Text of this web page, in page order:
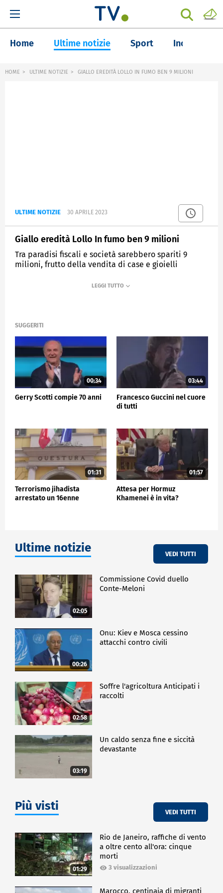
Home Ultime notizie Sport Inchieste
HOME ULTIME NOTIZIE GIALLO EREDITÀ LOLLO IN FUMO BEN 9 MILIONI
ULTIME NOTIZIE 30 APRILE 2023
Giallo eredità Lollo In fumo ben 9 milioni
Tra paradisi fiscali e società sarebbero spariti 9
milioni, frutto della vendita di case e gioielli
SUGGERITI
00:34
Gerry Scotti compie 70 anni
03:44
Francesco Guccini nel cuore
di tutti
01:31
Terrorismo jihadista
arrestato un 16enne
01:57
Attesa per Hormuz
Khamenei è in vita?
Ultime notizie VEDI TUTTI
02:05
Commissione Covid duello
Conte-Meloni
00:26
Onu: Kiev e Mosca cessino
attacchi contro civili
02:58
Soffre l'agricoltura Anticipati i
raccolti
03:19
Un caldo senza fine e siccità
devastante
Più visti VEDI TUTTI
01:29
Rio de Janeiro, raffiche di vento
a oltre cento all'ora: cinque
morti
3 visualizzazioni
Marocco, centinaia di migranti